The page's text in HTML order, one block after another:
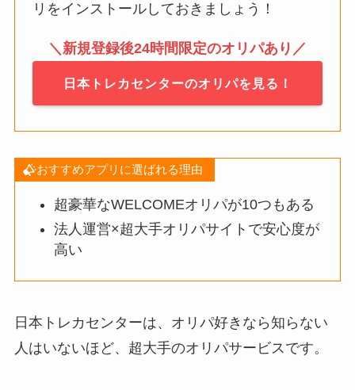
リをインストールしておきましょう！
＼新規登録後24時間限定のオリパあり／
日本トレカセンターのオリパを見る！
おすすめアプリに選ばれる理由
超豪華なWELCOMEオリパが10つもある
法人運営×超大手オリパサイトで安心度が
高い
日本トレカセンターは、オリパ好きなら知らない
人はいないほど、超大手のオリパサービスです。